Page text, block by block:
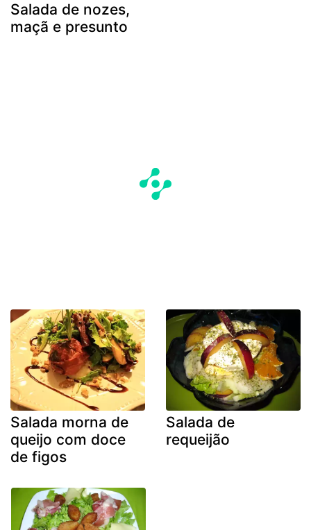
Salada de nozes,
maçã e presunto
Salada morna de
queijo com doce
de figos
Salada de
requeijão